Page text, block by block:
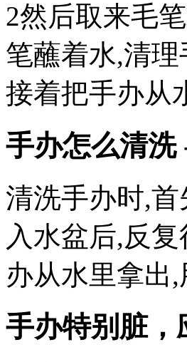
2然后取来毛
笔蘸着水,清
接着把手办从
手办怎么清洗
清洗手办时,
入水盆后,反
办从水里拿出
手办特别脏，